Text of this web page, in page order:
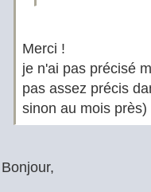
Merci !
je n'ai pas précisé
pas assez précis
sinon au mois près)
Bonjour,